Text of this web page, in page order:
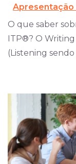
Apresentação
O que saber
ITP®? O Writing
(Listening sendo